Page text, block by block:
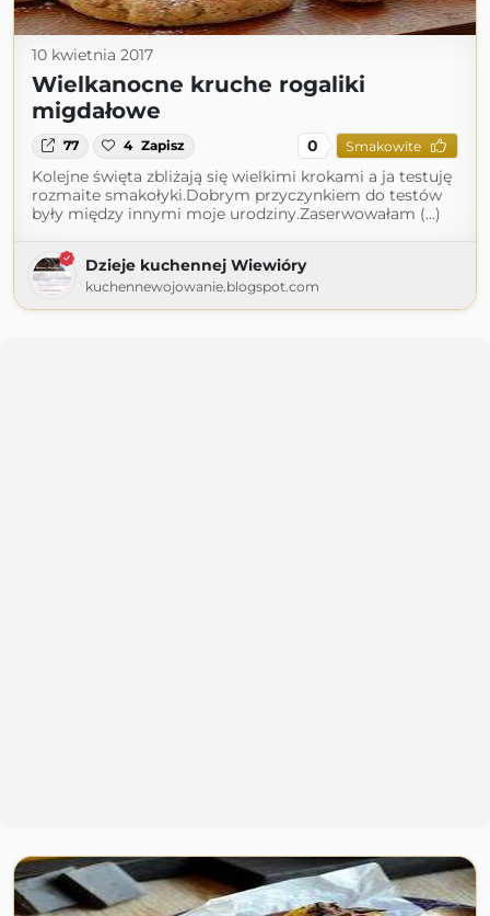
10 kwietnia 2017
Wielkanocne kruche rogaliki
migdałowe
77 4 Zapisz 0 Smakowite
Kolejne święta zbliżają się wielkimi krokami a ja testuję
rozmaite smakołyki.Dobrym przyczynkiem do testów
były między innymi moje urodziny.Zaserwowałam (...)
Dzieje kuchennej Wiewióry
kuchennewojowanie.blogspot.com